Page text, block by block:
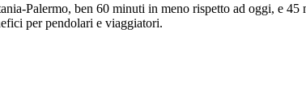
Palermo, ben 60 minuti in meno rispetto ad oggi, e
per pendolari e viaggiatori.